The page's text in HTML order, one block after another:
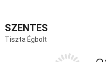
SZENTES
Tiszta Égbolt